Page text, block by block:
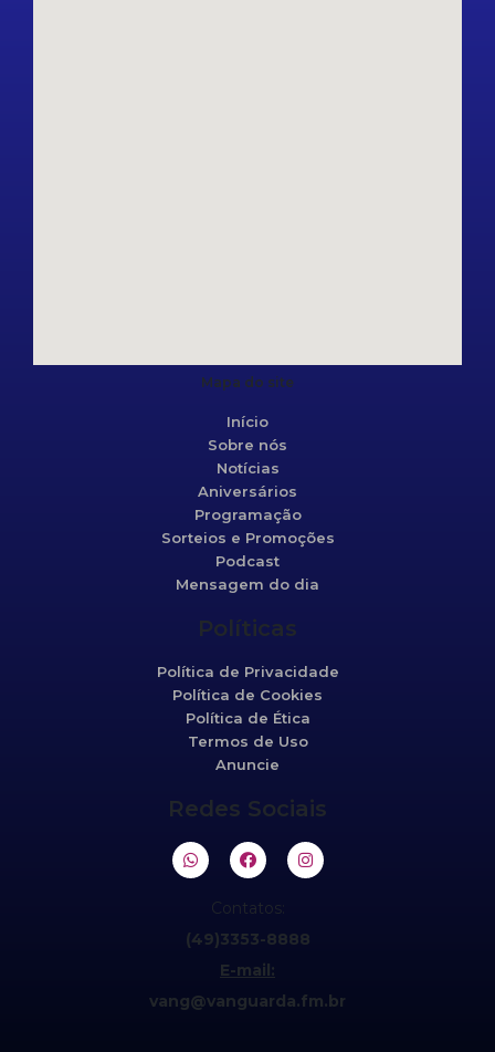
Mapa do site
Início
Sobre nós
Notícias
Aniversários
Programação
Sorteios e Promoções
Podcast
Mensagem do dia
Políticas
Política de Privacidade
Política de Cookies
Política de Ética
Termos de Uso
Anuncie
Redes Sociais
Contatos:
(49)3353-8888
E-mail:
vang@vanguarda.fm.br